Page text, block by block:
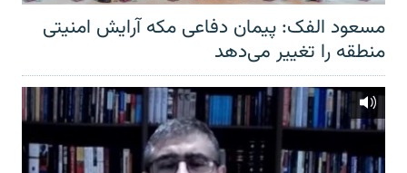
مسعود الفک: پیمان دفاعی مکه آرایش امنیتی
منطقه را تغییر می‌دهد